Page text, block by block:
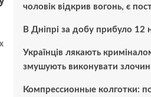
чоловік відкрив вогонь, є
В Дніпрі за добу прибуло 12
Українців лякають
змушують виконувати
Компрессионные колготки: